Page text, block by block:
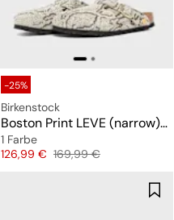
-25%
Birkenstock
Boston Print LEVE (narrow) "Snakeskin"
1 Farbe
Preis
126,99 € Originalpreis
169,99 €